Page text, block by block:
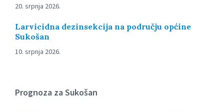
20. srpnja 2026.
Larvicidna dezinsekcija na području općine
Sukošan
10. srpnja 2026.
Prognoza za Sukošan